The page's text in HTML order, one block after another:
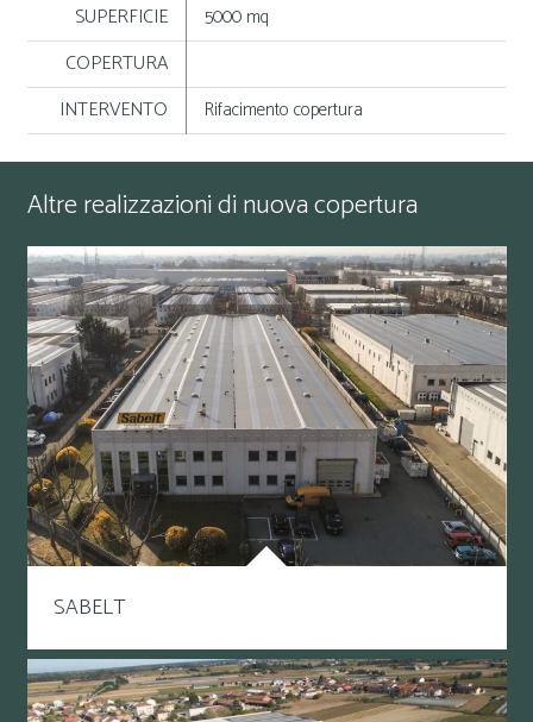
SUPERFICIE 5000 mq
COPERTURA
INTERVENTO
Rifacimento copertura
Altre realizzazioni di nuova copertura
SABELT